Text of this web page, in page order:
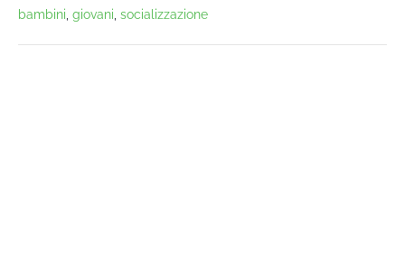
bambini, giovani, socializzazione